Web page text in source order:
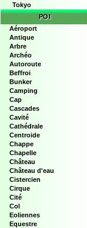
Tokyo
POI
Aéroport
Antique
Arbre
Archéo
Autoroute
Beffroi
Bunker
Camping
Cap
Cascades
Cavité
Cathédrale
Centroide
Chappe
Chapelle
Château
Château d'eau
Cistercien
Cirque
Cité
Col
Eoliennes
Equestre